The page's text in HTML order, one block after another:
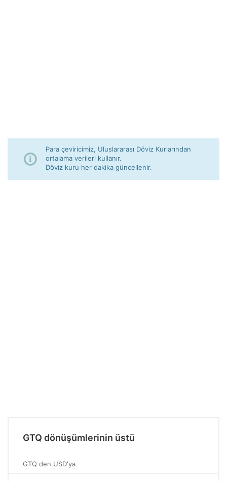
Para çeviricimiz, Uluslararası Döviz Kurlarından
ortalama verileri kullanır.
Döviz kuru her dakika güncellenir.
GTQ dönüşümlerinin üstü
GTQ den USD'ya